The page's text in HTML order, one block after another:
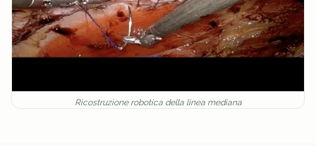
Ricostruzione robotica della linea mediana